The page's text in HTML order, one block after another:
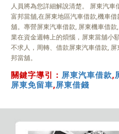
人員將為您詳細解說清楚。 屏東汽車
富邦當舖,在屏東地區汽車借款,機車
舖。專營屏東汽車借款, 屏東機車借
業在資金週轉上的煩惱，屏東當舖小
不求人，周轉、借款屏東汽車借款,
邦當舖。
關鍵字導引： 屏東汽車借款,
屏東免留車,屏東借錢